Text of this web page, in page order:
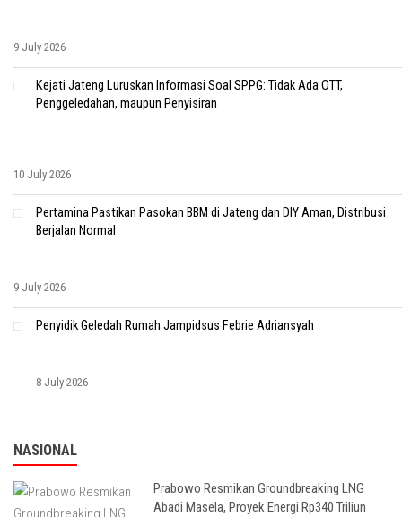
9 July 2026
Kejati Jateng Luruskan Informasi Soal SPPG: Tidak Ada OTT,
Penggeledahan, maupun Penyisiran
10 July 2026
Pertamina Pastikan Pasokan BBM di Jateng dan DIY Aman, Distribusi
Berjalan Normal
9 July 2026
Penyidik Geledah Rumah Jampidsus Febrie Adriansyah
8 July 2026
NASIONAL
Prabowo Resmikan Groundbreaking LNG
Abadi Masela, Proyek Energi Rp340 Triliun